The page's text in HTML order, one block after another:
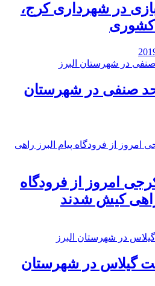
در شهرداری کرج،
کشوری
۶ واحد صنفی در شهرستان
امروز از فرودگاه
راهی کیش شدند
گیلاس در شهرستان